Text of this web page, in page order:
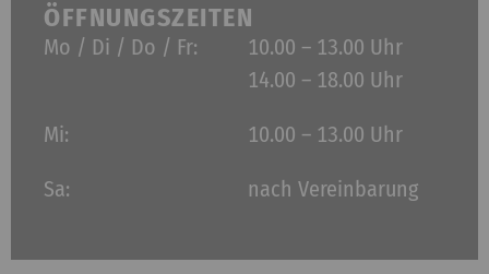
ÖFFNUNGSZEITEN
Mo / Di / Do / Fr:
10.00 – 13.00 Uhr
14.00 – 18.00 Uhr
Mi: 10.00 – 13.00 Uhr
Sa: nach Vereinbarung